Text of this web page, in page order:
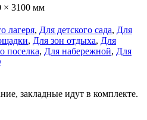
× 3100 мм
лагеря, Для детского сада, Для
, Для зон отдыха, Для
поселка, Для набережной, Для
закладные идут в комплекте.